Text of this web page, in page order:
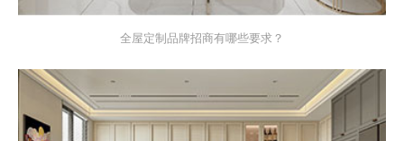
全屋定制品牌招商有哪些要求？